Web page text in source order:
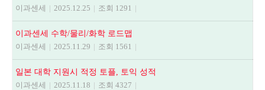
이과센세
| 2025.12.25 | 조회 1291 |
이과센세 수학/물리/화학 로드맵
이과센세
| 2025.11.29 | 조회 1561 |
일본 대학 지원시 적정 토플, 토익 성적
이과센세
| 2025.11.18 | 조회 4327 |